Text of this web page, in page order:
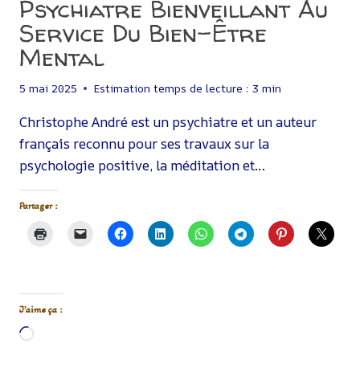
Psychiatre Bienveillant Au
Service Du Bien-Être
Mental
5 mai 2025 Estimation temps de lecture : 3 min
Christophe André est un psychiatre et un auteur
français reconnu pour ses travaux sur la
psychologie positive, la méditation et…
Partager :
J’aime ça :
Chargement…